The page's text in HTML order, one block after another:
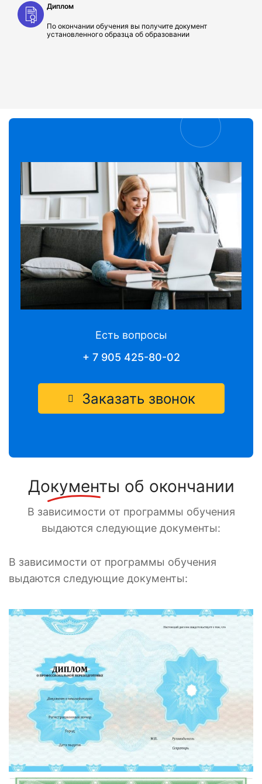
Диплом
По окончании обучения вы получите документ
установленного образца об образовании
Есть вопросы
+ 7 905 425-80-02
Заказать звонок
Документы об окончании
В зависимости от программы обучения
выдаются следующие документы:
В зависимости от программы обучения
выдаются следующие документы: